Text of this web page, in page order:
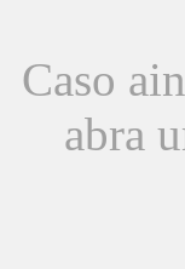
Caso
abra